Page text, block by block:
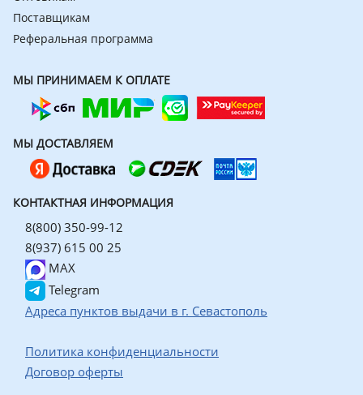
Поставщикам
Реферальная программа
МЫ ПРИНИМАЕМ К ОПЛАТЕ
МЫ ДОСТАВЛЯЕМ
КОНТАКТНАЯ ИНФОРМАЦИЯ
8(800) 350-99-12
8(937) 615 00 25
MAX
Telegram
Адреса пунктов выдачи в г. Севастополь
Политика конфиденциальности
Договор оферты